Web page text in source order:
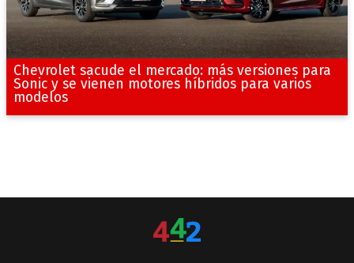
Chevrolet sacude el mercado: más versiones para
Sonic y se vienen motores híbridos para varios
modelos